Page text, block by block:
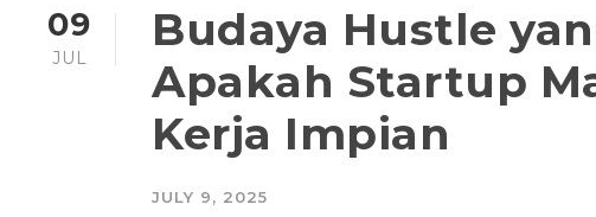
09
JUL
Budaya Hustle
Apakah Startup
Kerja Impian
JULY 9, 2025